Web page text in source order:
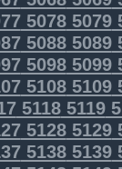
50785079
50885089
50985099
51085109
51185119
51285129
51385139